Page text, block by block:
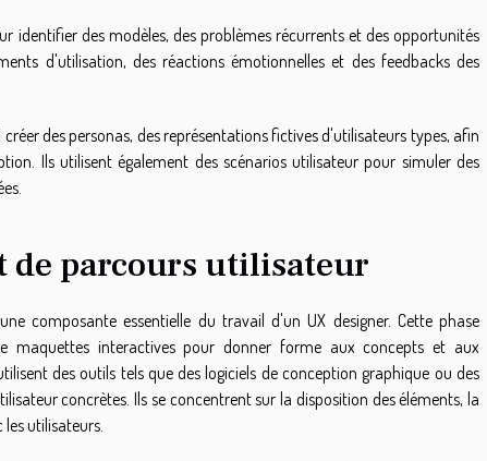
identifier des modèles, des problèmes récurrents et des opportunités
d'utilisation, des réactions émotionnelles et des feedbacks des
des personas, des représentations fictives d'utilisateurs types, afin
Ils utilisent également des scénarios utilisateur pour simuler des
de parcours utilisateur
composante essentielle du travail d'un UX designer. Cette phase
interactives pour donner forme aux concepts et aux
des outils tels que des logiciels de conception graphique ou des
concrètes. Ils se concentrent sur la disposition des éléments, la
utilisateurs.